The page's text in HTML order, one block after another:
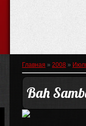
Главная » 2008 »
Bah